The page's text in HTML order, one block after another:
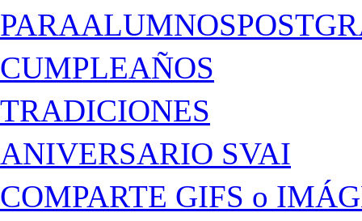
CUMPLEAÑOS
TRADICIONES
ANIVERSARIO SVAI
COMPARTE GIFS o